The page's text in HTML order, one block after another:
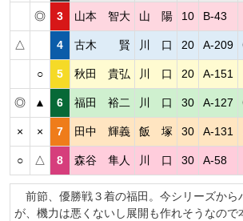
◎ 3 山本 智大 山 陽 10 B-43
△ 4 古木 賢 川 口 20 A-209
○ 5 秋田 貴弘 川 口 20 A-151
◎ ▲ 6 福田 裕二 川 口 30 A-127
× × 7 田中 輝義 飯 塚 30 A-131
○ △ 8 森谷 隼人 川 口 30 A-58
前節、優勝戦３着の福田。今シリーズから
が、機力は悪くないし展開も作れそうなので